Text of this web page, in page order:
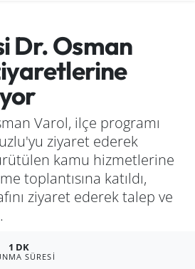
Dr. Osman
Varol, ilçe programı
ziyaret ederek
kamu hizmetlerine
toplantısına katıldı,
ziyaret ederek talep ve
1 DK
SÜRESI